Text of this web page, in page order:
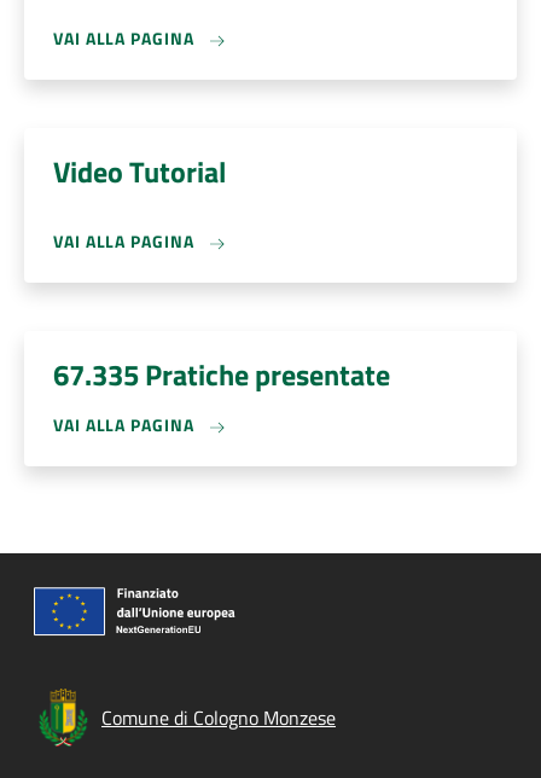
VAI ALLA PAGINA
Video Tutorial
VAI ALLA PAGINA
67.335 Pratiche presentate
VAI ALLA PAGINA
Comune di Cologno Monzese